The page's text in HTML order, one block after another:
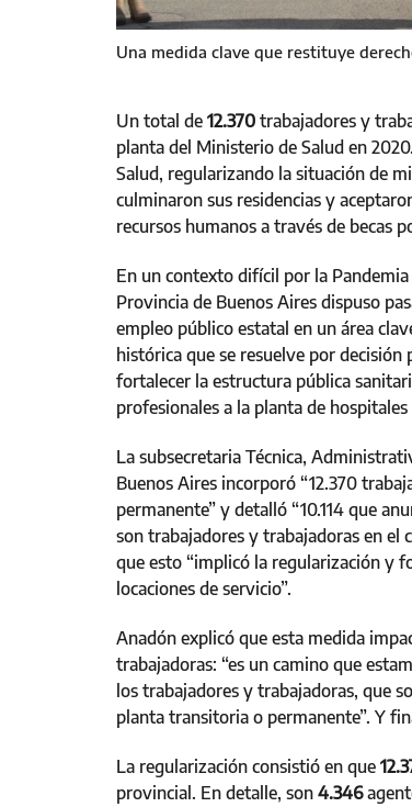
Una medida clave que restituye
Un total de 12.370 trabajadores y
planta del Ministerio de Salud en
Salud, regularizando la situación de
culminaron sus residencias y
recursos humanos a través de becas
En un contexto difícil por la
Provincia de Buenos Aires dispuso
empleo público estatal en un área
histórica que se resuelve por
fortalecer la estructura pública
profesionales a la planta de hospitales
La subsecretaria Técnica,
Buenos Aires incorporó “12.370
permanente” y detalló “10.114 que
son trabajadores y trabajadoras en
que esto “implicó la regularización y
locaciones de servicio”.
Anadón explicó que esta medida
trabajadoras: “es un camino que
los trabajadores y trabajadoras, que
planta transitoria o permanente”. Y
La regularización consistió en que
provincial. En detalle, son 4.346